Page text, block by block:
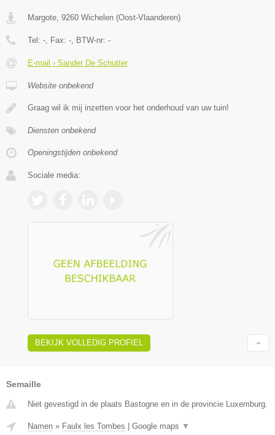
Margote 9260 Wichelen (Oost-Vlaanderen)
Tel: - , Fax: - , BTW-nr: -
E-mail › Sander De Schutter
Website onbekend
Graag wil ik mij inzetten voor het onderhoud van uw tuin!
Diensten onbekend
Openingstijden onbekend
Sociale media:
BEKIJK VOLLEDIG PROFIEL
Semaille
Niet gevestigd in de plaats Bastogne en in de provincie Luxemburg.
Namen » Faulx les Tombes | Google maps ▼